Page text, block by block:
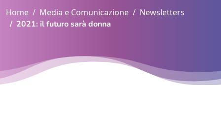
Home Media e Comunicazione
Newsletters
2021: il futuro sarà donna